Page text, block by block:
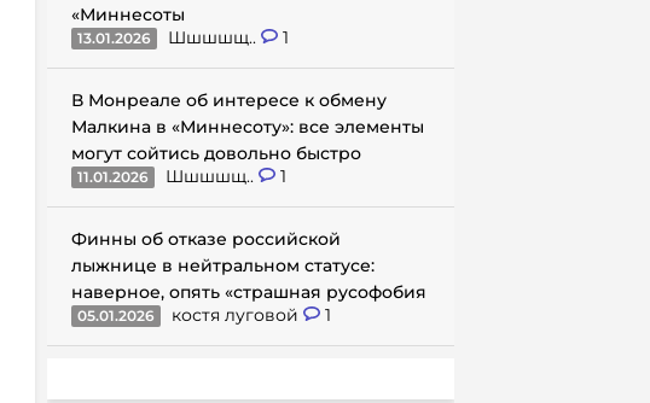
«Миннесоты
13.01.2026 Шшшшщ.. 1
В Монреале об интересе к обмену
Малкина в «Миннесоту»: все элементы
могут сойтись довольно быстро
11.01.2026 Шшшшщ.. 1
Финны об отказе российской
лыжнице в нейтральном статусе:
наверное, опять «страшная русофобия
05.01.2026 костя луговой 1